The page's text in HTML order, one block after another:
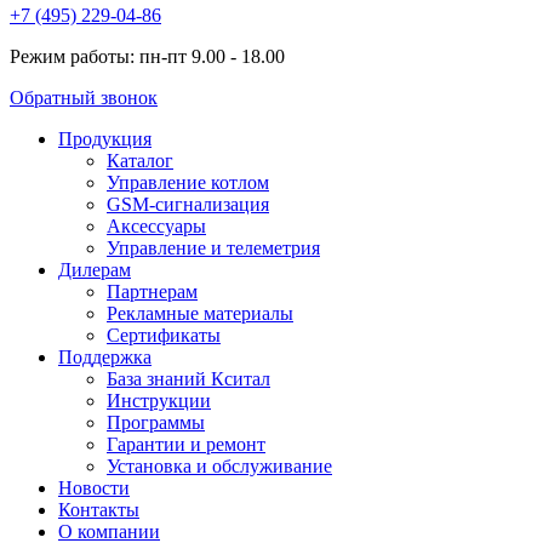
+7 (495) 229-04-86
Режим работы: пн-пт 9.00 - 18.00
Обратный звонок
Продукция
Каталог
Управление котлом
GSM-сигнализация
Аксессуары
Управление и телеметрия
Дилерам
Партнерам
Рекламные материалы
Сертификаты
Поддержка
База знаний Кситал
Инструкции
Программы
Гарантии и ремонт
Установка и обслуживание
Новости
Контакты
О компании